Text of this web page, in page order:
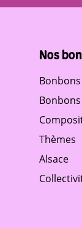
Nos
Thèmes
Alsace